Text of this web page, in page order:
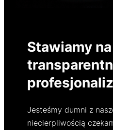
Stawiamy
Jesteśmy dumni z
niecierpliwością